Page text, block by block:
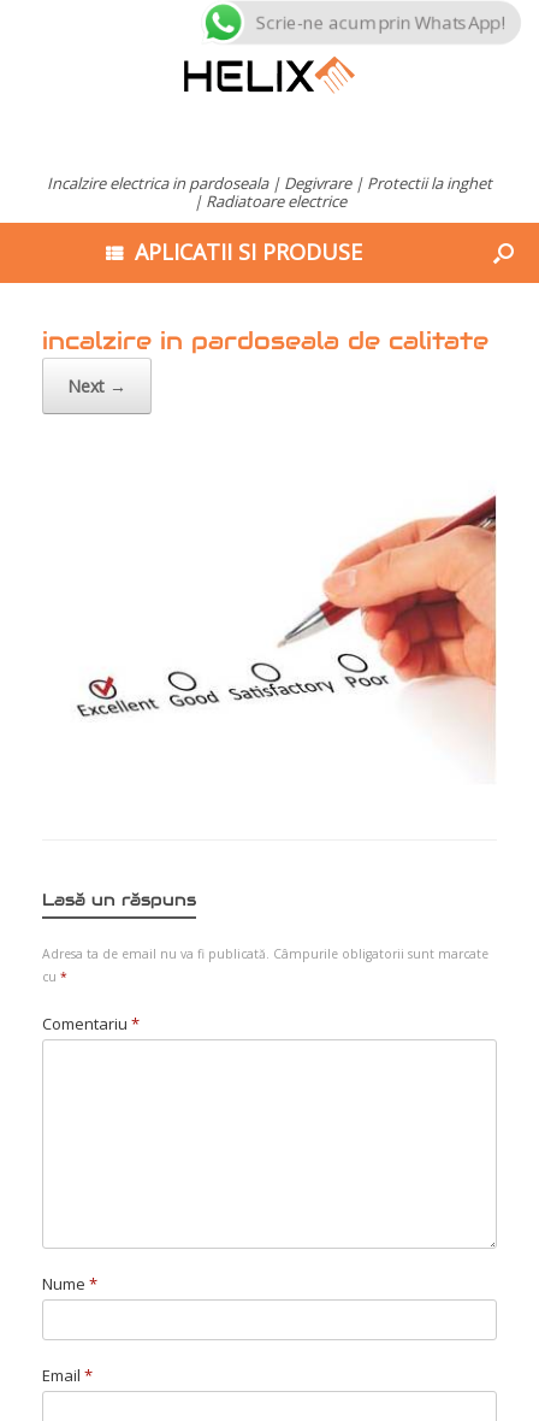
Incalzire electrica in pardoseala | Degivrare | Protectii la inghet
| Radiatoare electrice
APLICATII SI PRODUSE
incalzire in pardoseala de calitate
Next →
Lasă un răspuns
Adresa ta de email nu va fi publicată. Câmpurile obligatorii sunt marcate
cu *
Comentariu *
Nume *
Email *
Scrie-ne acum prin WhatsApp!